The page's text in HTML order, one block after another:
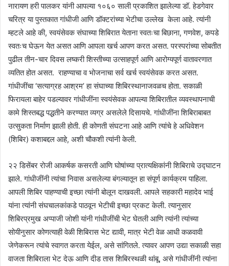
नारायण हरी पालकर यांनी आपल्या १०६० साली प्रकाशित झालेल्या डॉ. हेडगेवार
चरित्र या पुस्तकात गांधीजी आणि डॉक्टरांच्या भेटीचा उल्लेख केला आहे. त्यांनी
म्हटले आहे की, स्वयंसेवक संघाच्या शिबिरात येताना स्वतःचा बिछाना, गणवेश, कपडे
स्वतःच घेऊन येत असत आणि आपला खर्च आपण करत असत. परस्परांच्या सोबतीत
पुढील तीन-चार दिवस लष्करी शिस्तीच्या उत्साहपूर्ण आणि आरोग्यपूर्ण वातावरणात
व्यतित होत असत. राहण्याचा व भोजनाचा सर्व खर्च स्वयंसेवक करत असत.
गांधीजींचा ‘सत्याग्रह आश्रम’ हा संघाच्या शिबिरस्थानाजवळच होता. सकाळी
फिरायला बाहेर पडल्यावर गांधीजींना स्वयंसेवक आपल्या शिबिरातील व्यवस्थापनाची
कामे शिस्तबद्ध पद्धतीने करण्यात व्यग्र असलेले दिसायचे. गांधीजींना शिबिराबाबत
उत्सुकता निर्माण झाली होती. ही कोणती संघटना आहे आणि त्यांचे हे अधिवेशन
(शिबिर) कशाबद्दल आहे, अशी चौकशी त्यांनी केली.
२२ डिसेंबर रोजी आकर्षक कसरती आणि घोषांच्या प्रात्यक्षिकांनी शिबिराचे उद्घाटन
झाले. गांधीजींनी त्यांचा निवास असलेल्या बंगल्यातून हा संपूर्ण कार्यक्रम पाहिला.
आपली शिबिर पाहण्याची इच्छा त्यांनी बोलून दाखवली. आपले सहकारी महादेव भाई
यांना त्यांनी संघचालकांकडे पाठवून भेटीची इच्छा प्रकट केली. त्यानुसार
शिबिरप्रमुख अप्पाजी जोशी यांनी गांधीजींची भेट घेतली आणि त्यांनी त्यांच्या
सोयीनुसार कोणत्याही वेळी शिबिरास भेट द्यावी, मात्र भेटी वेळ आधी कळवावी
जेणेकरून त्यांचे स्वागत करता येईल, असे सांगितले. त्यावर आपण उद्या सकाळी सहा
वाजता शिबिराला भेट देऊ आणि दीड तास शिबिरस्थळी थांबू, असे गांधीजींनी त्यांना